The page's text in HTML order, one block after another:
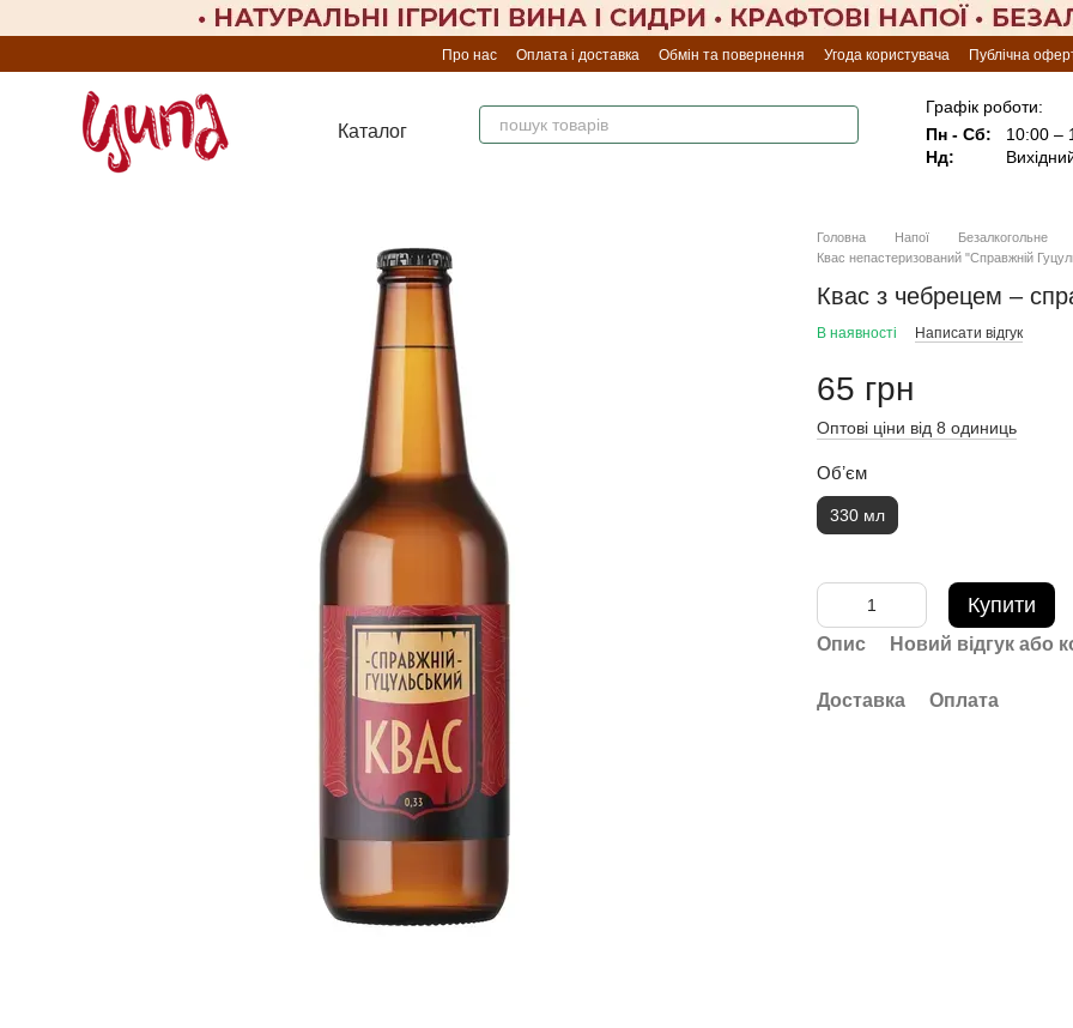
Перейти до основного контенту
Про нас Оплата і доставка Обмін та повернення Угода користувача Публічна
Каталог
Графік роботи:
Пн - Сб:
10:00 –
Нд:
Головна Напої Безалкогольне
Квас непастеризований "Справжній
Квас з чебрецем –
В наявності Написати відгук
65 грн
Оптові ціни від 8 одиниць
Обʼєм
330 мл
Купити
Опис Новий відгук або
Доставка Оплата